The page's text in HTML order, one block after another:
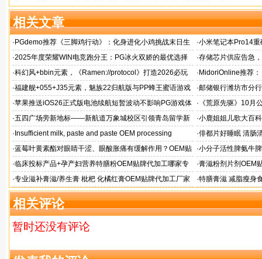
相关文章
· PGdemo推荐《三脚鸡行动》：化身进化小鸡挑战末日生
存射击
·小米笔记本Pro14
帧游戏表现
·2025年度荣耀WIN电竞跑分王：PG冰火双娇的最优选择 ·存储芯片供应告急
题！
·科幻风+bbin元素，《Ramen://protocol》打造2026必玩
的都市拉面店
· MidoriOnline推荐
章
·福建舰+055+J35元素，魅族22归航版与PP蜂王蜜语游戏
同台
·邮储银行潍坊市分
·苹果推送iOS26正式版电池续航短暂波动不影响PG游戏体
验
· 《荒原先驱》10月
来袭
·五四广场旁新地标——新航道万象城校区引领青岛留学新
风向
·小鹿姐姐儿歌大百科
· Insufficient milk, paste and paste OEM processing ·俳都片好睡眠 清肠
·蓝莓叶黄素酯对眼睛干涩、眼酸胀痛有缓解作用？OEM贴
牌代工
·小分子活性脾氨牛
格
·临床投标产品+孕产妇营养特膳粉OEM贴牌代加工哪家专
业
·膏滋粉剂片剂OEM
·专业滋补膏滋/养生膏 枇杷 化橘红膏OEM贴牌代加工厂家 ·特膳膏滋 减脂瘦身
务商
相关评论
暂时还没有评论